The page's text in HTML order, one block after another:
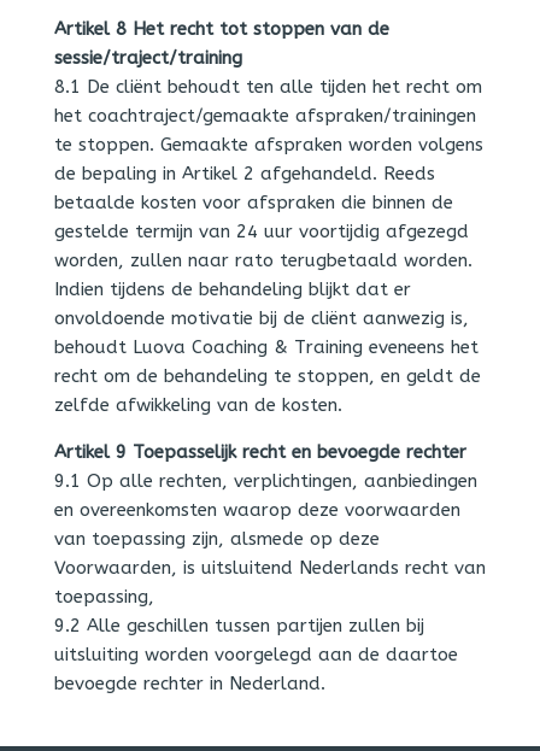
Artikel 8 Het recht tot stoppen van de
sessie/traject/training
8.1 De cliënt behoudt ten alle tijden het recht om
het coachtraject/gemaakte afspraken/trainingen
te stoppen. Gemaakte afspraken worden volgens
de bepaling in Artikel 2 afgehandeld. Reeds
betaalde kosten voor afspraken die binnen de
gestelde termijn van 24 uur voortijdig afgezegd
worden, zullen naar rato terugbetaald worden.
Indien tijdens de behandeling blijkt dat er
onvoldoende motivatie bij de cliënt aanwezig is,
behoudt Luova Coaching & Training eveneens het
recht om de behandeling te stoppen, en geldt de
zelfde afwikkeling van de kosten.
Artikel 9 Toepasselijk recht en bevoegde rechter
9.1 Op alle rechten, verplichtingen, aanbiedingen
en overeenkomsten waarop deze voorwaarden
van toepassing zijn, alsmede op deze
Voorwaarden, is uitsluitend Nederlands recht van
toepassing,
9.2 Alle geschillen tussen partijen zullen bij
uitsluiting worden voorgelegd aan de daartoe
bevoegde rechter in Nederland.